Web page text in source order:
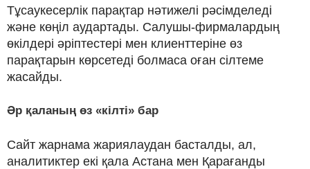
Тұсаукесерлік парақтар нәтижелі рәсімделеді
және көңіл аудартады. Салушы-фирмалардың
өкілдері әріптестері мен клиенттеріне өз
парақтарын көрсетеді болмаса оған сілтеме
жасайды.
Әр қаланың өз «кілті» бар
Сайт жарнама жариялаудан басталды, ал,
аналитиктер екі қала Астана мен Қарағанды